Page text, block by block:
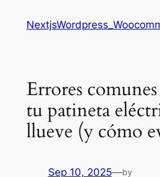
Errores
tu patineta
llueve (y cómo
Sep 10, 2025—by